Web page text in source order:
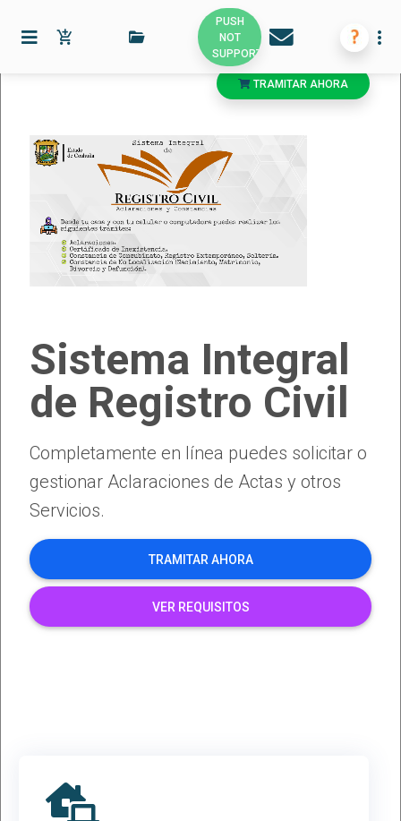
PUSH
NOT
SUPPORTED
more_vert
TRAMITAR AHORA
Sistema Integral
de Registro Civil
Completamente en línea puedes solicitar o
gestionar Aclaraciones de Actas y otros
Servicios.
TRAMITAR AHORA
VER REQUISITOS